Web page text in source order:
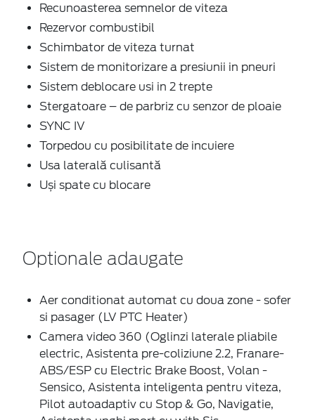
Recunoasterea semnelor de viteza
Rezervor combustibil
Schimbator de viteza turnat
Sistem de monitorizare a presiunii in pneuri
Sistem deblocare usi in 2 trepte
Stergatoare – de parbriz cu senzor de ploaie
SYNC IV
Torpedou cu posibilitate de incuiere
Usa laterală culisantă
Uși spate cu blocare
Optionale adaugate
Aer conditionat automat cu doua zone - sofer
si pasager (LV PTC Heater)
Camera video 360 (Oglinzi laterale pliabile
electric, Asistenta pre-coliziune 2.2, Franare-
ABS/ESP cu Electric Brake Boost, Volan -
Sensico, Asistenta inteligenta pentru viteza,
Pilot autoadaptiv cu Stop & Go, Navigatie,